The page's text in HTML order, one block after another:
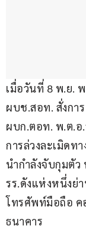
เมื่อวันที่ 8 พ.ย.
ผบช.สอท. สั่งกา
ผบก.ตอท. พ.ต.อ
การล่วงละเมิดท
นำกำลังจับกุมตัว
รร.ดังแห่งหนึ่งย่
โทรศัพท์มือถือ
ธนาคาร